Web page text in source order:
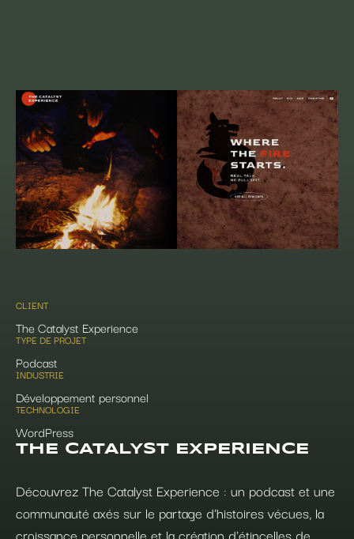
CLIENT
The Catalyst Experience
TYPE DE PROJET
Podcast
INDUSTRIE
Développement personnel
TECHNOLOGIE
WordPress
THE CATALYST EXPERIENCE
Découvrez The Catalyst Experience : un podcast et une
communauté axés sur le partage d'histoires vécues, la